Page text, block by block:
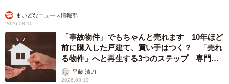
まいどなニュース情報部
2026.08.10
「事故物件」でもちゃんと売れます 10年ほど
前に購入した戸建て、買い手はつく？ 「売れ
る物件」へと再生する3つのステップ 専門家
が解説平藤 清刀
2026.08.10